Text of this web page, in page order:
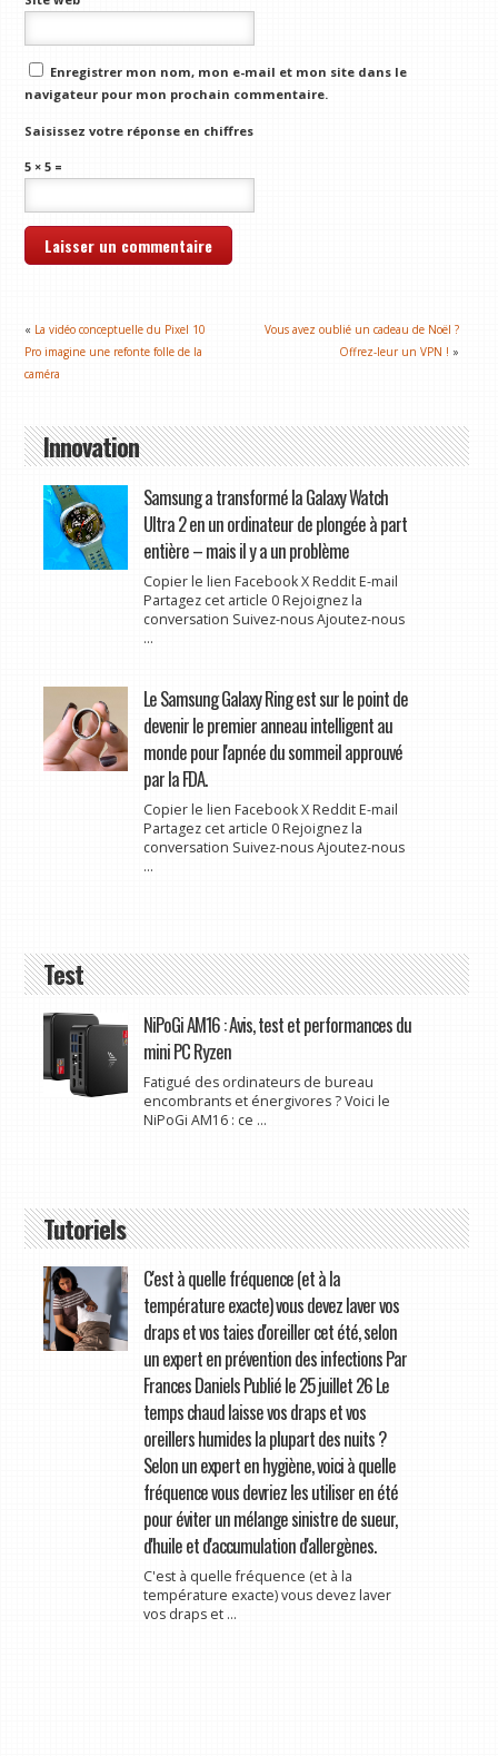
Enregistrer mon nom, mon e-mail et mon site dans le
navigateur pour mon prochain commentaire.
Saisissez votre réponse en chiffres
5 × 5 =
« La vidéo conceptuelle du Pixel 10
Pro imagine une refonte folle de la
caméra
Vous avez oublié un cadeau de Noël ?
Offrez-leur un VPN ! »
Innovation
Samsung a transformé la Galaxy Watch
Ultra 2 en un ordinateur de plongée à part
entière – mais il y a un problème
Copier le lien Facebook X Reddit E-mail
Partagez cet article 0 Rejoignez la
conversation Suivez-nous Ajoutez-nous
...
Le Samsung Galaxy Ring est sur le point de
devenir le premier anneau intelligent au
monde pour l'apnée du sommeil approuvé
par la FDA.
Copier le lien Facebook X Reddit E-mail
Partagez cet article 0 Rejoignez la
conversation Suivez-nous Ajoutez-nous
...
Test
NiPoGi AM16 : Avis, test et performances du
mini PC Ryzen
Fatigué des ordinateurs de bureau
encombrants et énergivores ? Voici le
NiPoGi AM16 : ce ...
Tutoriels
C'est à quelle fréquence (et à la
température exacte) vous devez laver vos
draps et vos taies d'oreiller cet été, selon
un expert en prévention des infections Par
Frances Daniels Publié le 25 juillet 26 Le
temps chaud laisse vos draps et vos
oreillers humides la plupart des nuits ?
Selon un expert en hygiène, voici à quelle
fréquence vous devriez les utiliser en été
pour éviter un mélange sinistre de sueur,
d'huile et d'accumulation d'allergènes.
C'est à quelle fréquence (et à la
température exacte) vous devez laver
vos draps et ...